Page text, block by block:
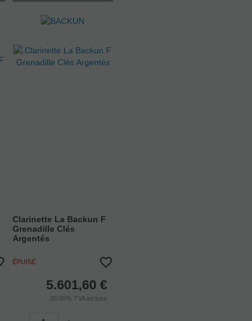
Clarinette La Backun F
Grenadille Clés
Argentés
ÉPUISÉ
5.601,60 €
20.00% TVA incluse